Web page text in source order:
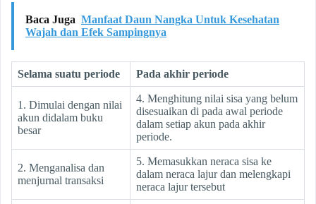
Baca Juga Manfaat Daun Nangka Untuk Kesehatan
Wajah dan Efek Sampingnya
Selama suatu periode Pada akhir periode
1. Dimulai dengan nilai
akun didalam buku
besar
4. Menghitung nilai sisa yang belum
disesuaikan di pada awal periode
dalam setiap akun pada akhir
periode.
2. Menganalisa dan
menjurnal transaksi
5. Memasukkan neraca sisa ke
dalam neraca lajur dan melengkapi
neraca lajur tersebut